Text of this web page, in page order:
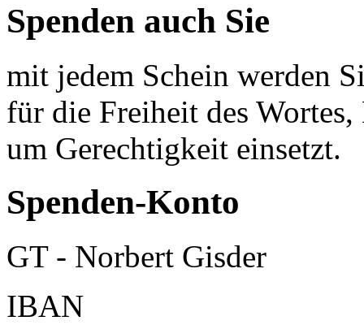
Spenden auch Sie
mit jedem Schein werden
für die Freiheit des
um Gerechtigkeit einsetzt.
Spenden-Konto
GT - Norbert Gisder
IBAN